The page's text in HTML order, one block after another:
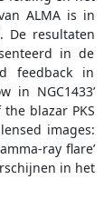
ALMA is in
De resultaten
in de
feedback in
in NGC1433’
blazar PKS
images:
ray flare’
in het